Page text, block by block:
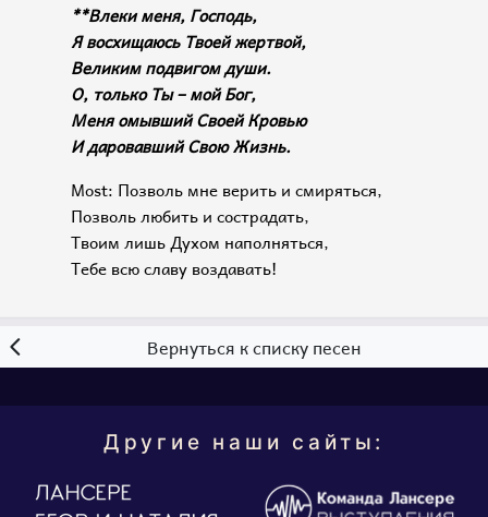
**Влеки меня, Господь,
Я восхищаюсь Твоей жертвой,
Великим подвигом души.
О, только Ты – мой Бог,
Меня омывший Своей Кровью
И даровавший Свою Жизнь.
Most: Позволь мне верить и смиряться,
Позволь любить и сострадать,
Твоим лишь Духом наполняться,
Тебе всю славу воздавать!
Вернуться к списку песен
Другие наши сайты: